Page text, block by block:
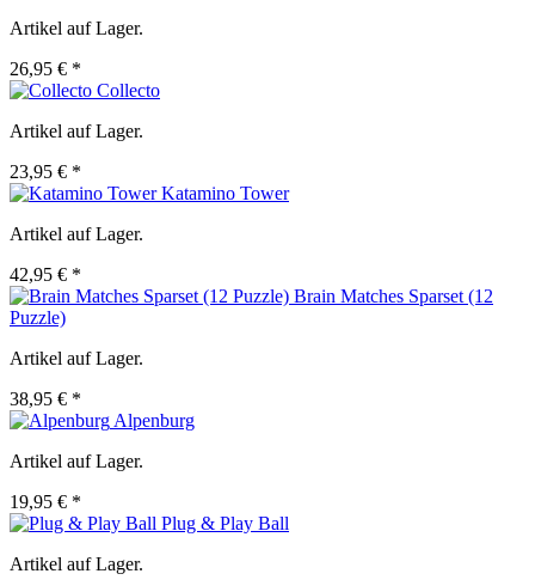
Artikel auf Lager.
26,95 € *
Collecto
Artikel auf Lager.
23,95 € *
Katamino Tower
Artikel auf Lager.
42,95 € *
Brain Matches Sparset (12
Puzzle)
Artikel auf Lager.
38,95 € *
Alpenburg
Artikel auf Lager.
19,95 € *
Plug & Play Ball
Artikel auf Lager.